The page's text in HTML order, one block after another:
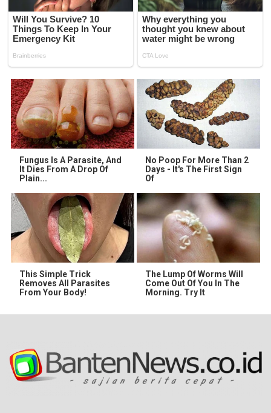
Fungus Is A Parasite, And
It Dies From A Drop Of
Plain...
No Poop For More Than 2
Days - It's The First Sign
Of
This Simple Trick
Removes All Parasites
From Your Body!
The Lump Of Worms Will
Come Out Of You In The
Morning. Try It